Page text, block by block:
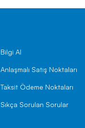
Bilgi Al
Anlaşmalı Satış Noktaları
Taksit Ödeme Noktaları
Sıkça Sorulan Sorular